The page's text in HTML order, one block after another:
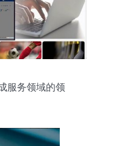
服务领域的领